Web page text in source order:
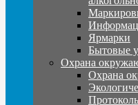
Ярмарки
Бытовые
Охрана
Охрана